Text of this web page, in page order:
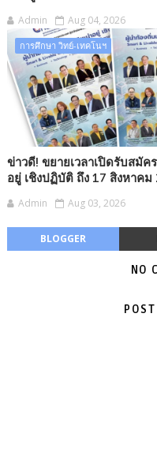
Admin Aug 04, 2026
การศึกษา วิทย์-เทคโนฯ
ข่าวดี! ขยายเวลาเปิดรับสมั
อยู่ เชิงปฏิบัติ ถึง 17 สิงหาคม
Admin Aug 03, 2026
BLOGGER
NO